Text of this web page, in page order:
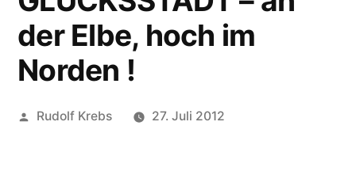
der Elbe, hoch im
Norden !
Veröffentlicht
Rudolf Krebs 27. Juli 2012